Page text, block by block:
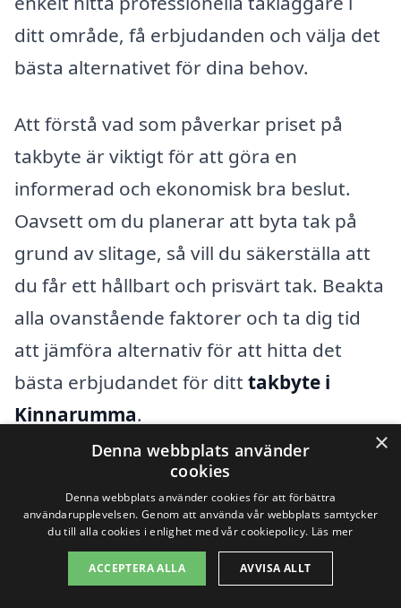
ditt område, få erbjudanden och välja det
bästa alternativet för dina behov.
Att förstå vad som påverkar priset på
takbyte är viktigt för att göra en
informerad och ekonomisk bra beslut.
Oavsett om du planerar att byta tak på
grund av slitage, så vill du säkerställa att
du får ett hållbart och prisvärt tak. Beakta
alla ovanstående faktorer och ta dig tid
att jämföra alternativ för att hitta det
bästa erbjudandet för ditt takbyte i
Kinnarumma.
Få 3 erbjudanden, gratis och utan
förpliktelser
×
Denna webbplats använder
cookies
Denna webbplats använder cookies för att förbättra
användarupplevelsen. Genom att använda vår webbplats samtycker
du till alla cookies i enlighet med vår cookiepolicy. Läs mer
ACCEPTERA ALLA AVVISA ALLT